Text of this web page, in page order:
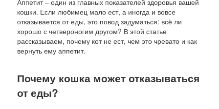
кошки. Если любимец мало ест, а иногда и вовсе
отказывается от еды, это повод задуматься: всё ли
хорошо с четвероногим другом? В этой статье
рассказываем, почему кот не ест, чем это чревато и как
вернуть ему аппетит.
Почему кошка может отказываться
от еды?